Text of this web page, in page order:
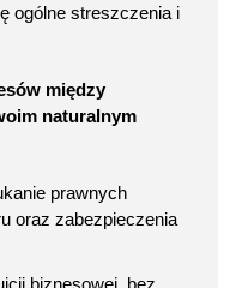
ogólne streszczenia i
między
naturalnym
prawnych
oraz zabezpieczenia
biznesowej, bez